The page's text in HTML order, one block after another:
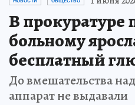
В прокуратуре
больному
бесплатный
До вмешательства
аппарат не выдавали